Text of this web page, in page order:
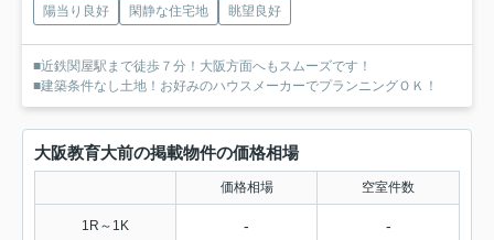
陽当り良好 閑静な住宅地 眺望良好
■近鉄関屋駅まで徒歩７分！大阪方面へもスムーズです！
■建築条件なし土地！お好みのハウスメーカーでプランニングＯＫ！
大阪教育大前の掲載物件の価格相場
価格相場 空室件数
1R～1K - -